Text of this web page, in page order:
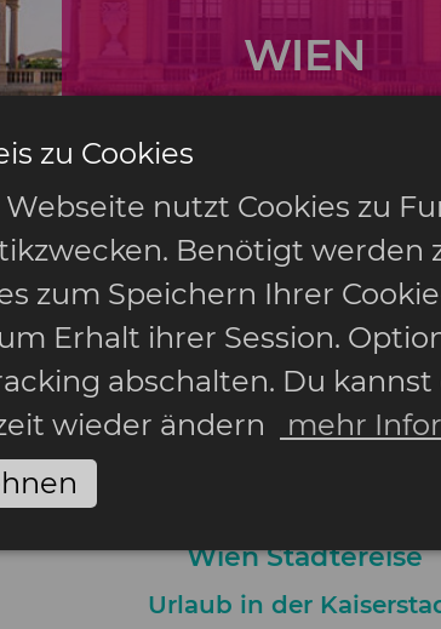
WIEN
Wien Städtereise
Urlaub in der
zu Cookies
Webseite nutzt Cookies zu
Benötigt werden
zum Speichern Ihrer
Erhalt ihrer Session.
abschalten. Du
wieder ändern
mehr